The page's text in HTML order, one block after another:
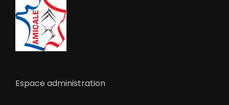
Espace administration